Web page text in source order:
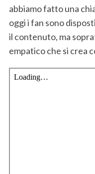
abbiamo fatto una
oggi i fan sono
il contenuto, ma
empatico che si crea